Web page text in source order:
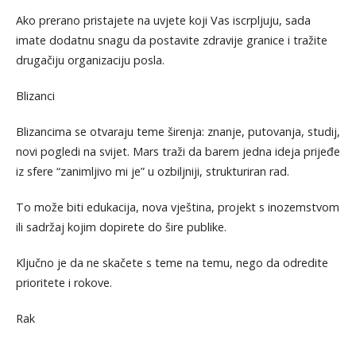
Ako prerano pristajete na uvjete koji Vas iscrpljuju, sada
imate dodatnu snagu da postavite zdravije granice i tražite
drugačiju organizaciju posla.
Blizanci
Blizancima se otvaraju teme širenja: znanje, putovanja, studij,
novi pogledi na svijet. Mars traži da barem jedna ideja prijeđe
iz sfere “zanimljivo mi je” u ozbiljniji, strukturiran rad.
To može biti edukacija, nova vještina, projekt s inozemstvom
ili sadržaj kojim dopirete do šire publike.
Ključno je da ne skačete s teme na temu, nego da odredite
prioritete i rokove.
Rak